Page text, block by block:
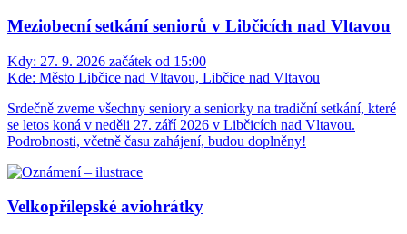
Meziobecní setkání seniorů v Libčicích nad Vltavou
Kdy: 27. 9. 2026 začátek od 15:00
Kde: Město Libčice nad Vltavou, Libčice nad Vltavou
Srdečně zveme všechny seniory a seniorky na tradiční setkání, které
se letos koná v neděli 27. září 2026 v Libčicích nad Vltavou.
Podrobnosti, včetně času zahájení, budou doplněny!
Velkopřílepské aviohrátky